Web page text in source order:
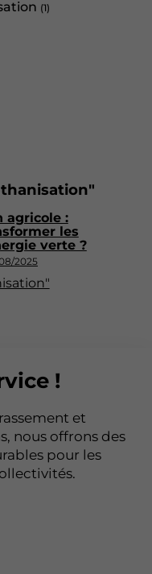
(1)
2025
agricole :
les
verte ?
!
et
nous offrons des
pour les